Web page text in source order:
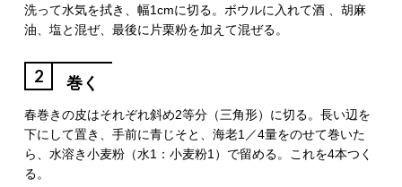
洗って水気を拭き、幅1cmに切る。ボウルに入れて酒 、胡麻
油、塩と混ぜ、最後に片栗粉を加えて混ぜる。
2 巻く
春巻きの皮はそれぞれ斜め2等分（三角形）に切る。長い辺を
下にして置き、手前に青じそと、海老1／4量をのせて巻いた
ら、水溶き小麦粉（水1：小麦粉1）で留める。これを4本つく
る。